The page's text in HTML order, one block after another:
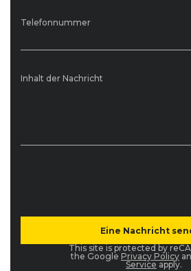
Telefonnummer
Inhalt der Nachricht
This site is protected by
the Google Privacy Policy
Service apply.